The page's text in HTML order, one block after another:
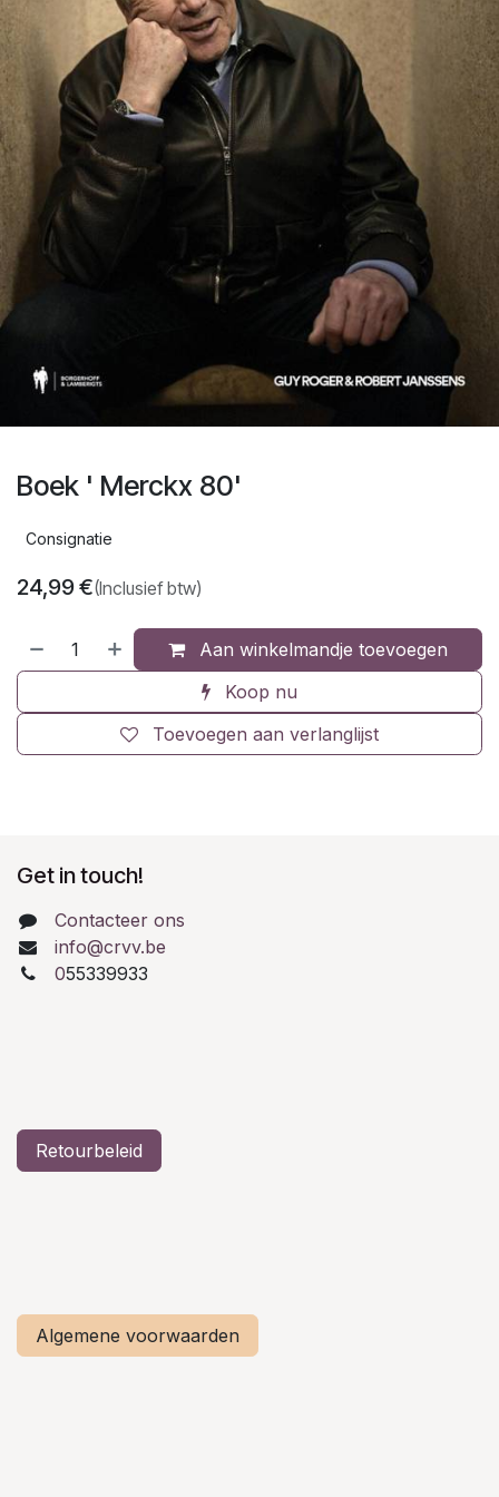
Boek ' Merckx 80'
Consignatie
24,99€(Inclusief btw)
Aan winkelmandje toevoegen
Koop nu
Toevoegen aan verlanglijst
Get in touch!
Contacteer ons
info@crvv.be
055339933
Retourbeleid
Algemene voorwaarden